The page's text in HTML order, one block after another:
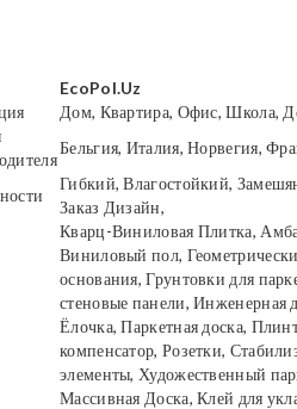
EcoPol.Uz
Дом, Квартира, Офис, Школа,
Бельгия, Италия, Норвегия,
Гибкий, Влагостойкий,
Заказ Дизайн,
Кварц-Виниловая Плитка,
Виниловый пол,
основания, Грунтовки для
стеновые панели, Инженерная
Ёлочка, Паркетная доска,
компенсатор, Розетки,
элементы, Художественный
Массивная Доска, Клей для